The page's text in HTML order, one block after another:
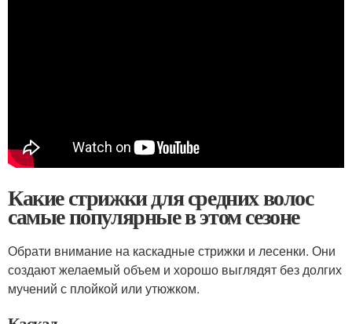
Какие стрижки для средних волос
самые популярные в этом сезоне
Обрати внимание на каскадные стрижки и лесенки. Они
создают желаемый объем и хорошо выглядят без долгих
мучений с плойкой или утюжком.